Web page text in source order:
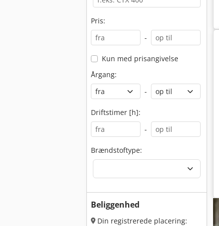
Pris:
-
Kun med prisangivelse
Årgang:
-
Driftstimer [h]:
-
Brændstoftype:
Beliggenhed
Din registrerede placering: